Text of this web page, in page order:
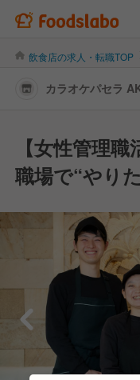
飲食店の求人・転職TOP
カラオケパセラ
【女性管理
職場で“やり